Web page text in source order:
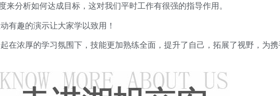
分析如何达成目标，这对我们平时工作有很强的指导作用。
有趣的演示让大家学以致用！
在浓厚的学习氛围下，技能更加熟练全面，提升了自己，拓展了视野，为